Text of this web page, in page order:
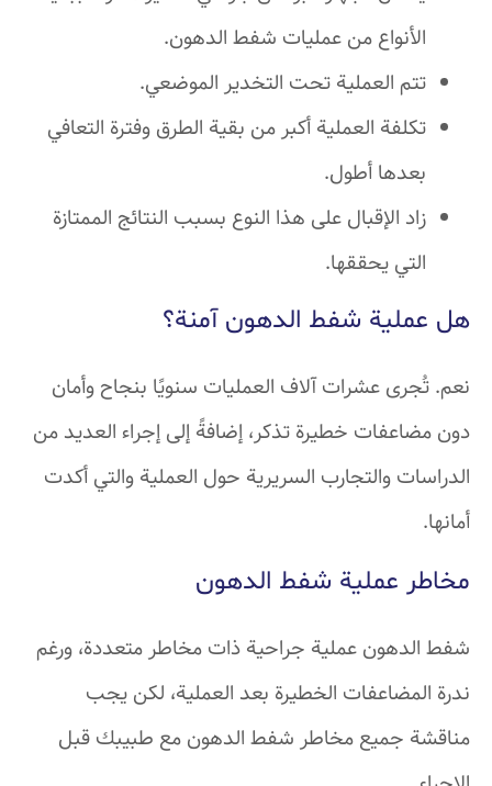
الأنواع من عمليات شفط الدهون.
تتم العملية تحت التخدير الموضعي.
تكلفة العملية أكبر من بقية الطرق وفترة التعافي
بعدها أطول.
زاد الإقبال على هذا النوع بسبب النتائج الممتازة
التي يحققها.
هل عملية شفط الدهون آمنة؟
نعم. تُجرى عشرات آلاف العمليات سنويًا بنجاح وأمان
دون مضاعفات خطيرة تذكر، إضافةً إلى إجراء العديد من
الدراسات والتجارب السريرية حول العملية والتي أكدت
أمانها.
مخاطر عملية شفط الدهون
شفط الدهون عملية جراحية ذات مخاطر متعددة، ورغم
ندرة المضاعفات الخطيرة بعد العملية، لكن يجب
مناقشة جميع مخاطر شفط الدهون مع طبيبك قبل